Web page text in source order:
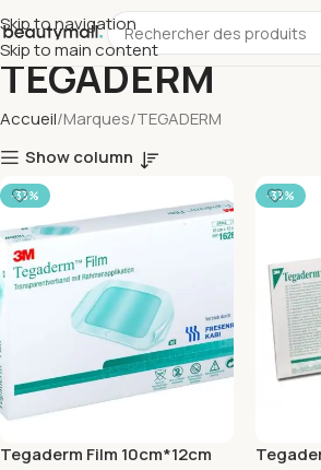
Skip to navigation
Skip to main content
TEGADERM
Accueil Marques TEGADERM
Show column
-33%
Tegaderm Film 10cm*12cm
-33%